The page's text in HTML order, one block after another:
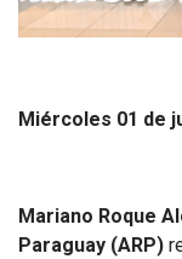
Miércoles 01 de
Mariano Roque
Paraguay (ARP)